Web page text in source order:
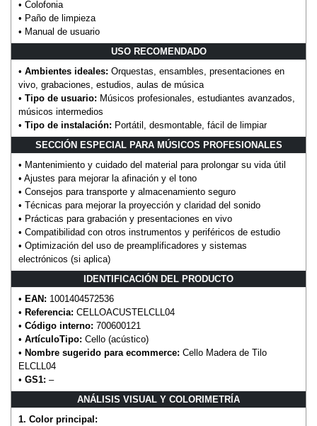
• Colofonia
• Paño de limpieza
• Manual de usuario
USO RECOMENDADO
• Ambientes ideales: Orquestas, ensambles, presentaciones en
vivo, grabaciones, estudios, aulas de música
• Tipo de usuario: Músicos profesionales, estudiantes avanzados,
músicos intermedios
• Tipo de instalación: Portátil, desmontable, fácil de limpiar
SECCIÓN ESPECIAL PARA MÚSICOS PROFESIONALES
• Mantenimiento y cuidado del material para prolongar su vida útil
• Ajustes para mejorar la afinación y el tono
• Consejos para transporte y almacenamiento seguro
• Técnicas para mejorar la proyección y claridad del sonido
• Prácticas para grabación y presentaciones en vivo
• Compatibilidad con otros instrumentos y periféricos de estudio
• Optimización del uso de preamplificadores y sistemas
electrónicos (si aplica)
IDENTIFICACIÓN DEL PRODUCTO
• EAN: 1001404572536
• Referencia: CELLOACUSTELCLL04
• Código interno: 700600121
• ArtículoTipo: Cello (acústico)
• Nombre sugerido para ecommerce: Cello Madera de Tilo
ELCLL04
• GS1: –
ANÁLISIS VISUAL Y COLORIMETRÍA
1. Color principal: